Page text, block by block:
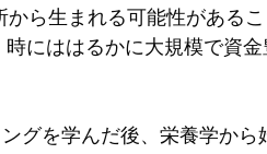
ら生まれる可能性がある
にははるかに大規模で資
グを学んだ後、栄養学から